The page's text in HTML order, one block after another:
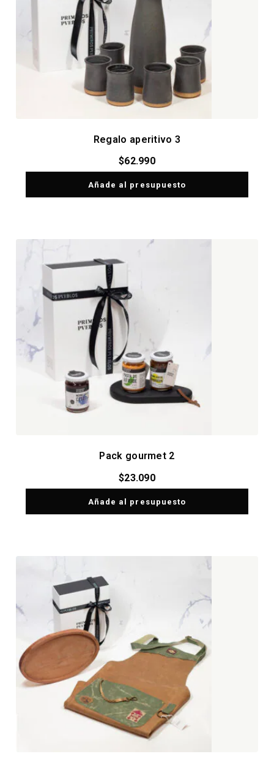
Regalo aperitivo 3
$62.990
Añade al presupuesto
Pack gourmet 2
$23.090
Añade al presupuesto